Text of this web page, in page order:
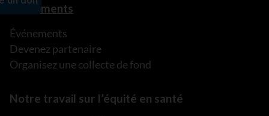
Événements
Événements
Devenez partenaire
Organisez une collecte de fond
Notre travail sur l’équité en santé